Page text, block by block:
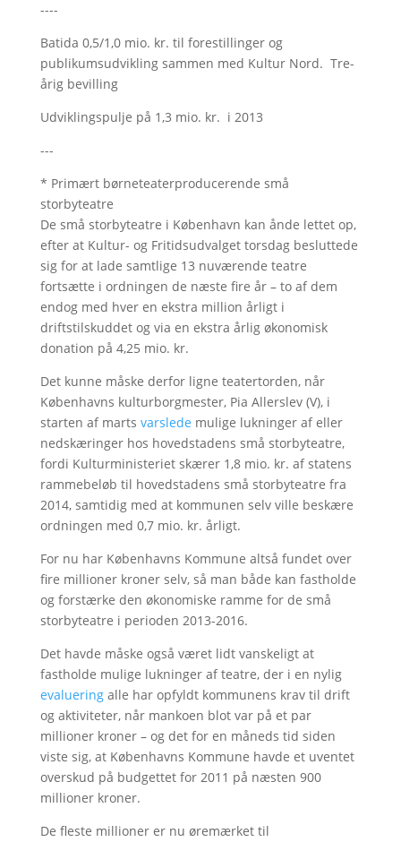
----
Batida 0,5/1,0 mio. kr. til forestillinger og
publikumsudvikling sammen med Kultur Nord. Tre-
årig bevilling
Udviklingspulje på 1,3 mio. kr. i 2013
---
* Primært børneteaterproducerende små
storbyteatre
De små storbyteatre i København kan ånde lettet op,
efter at Kultur- og Fritidsudvalget torsdag besluttede
sig for at lade samtlige 13 nuværende teatre
fortsætte i ordningen de næste fire år – to af dem
endog med hver en ekstra million årligt i
driftstilskuddet og via en ekstra årlig økonomisk
donation på 4,25 mio. kr.
Det kunne måske derfor ligne teatertorden, når
Københavns kulturborgmester, Pia Allerslev (V), i
starten af marts varslede mulige lukninger af eller
nedskæringer hos hovedstadens små storbyteatre,
fordi Kulturministeriet skærer 1,8 mio. kr. af statens
rammebeløb til hovedstadens små storbyteatre fra
2014, samtidig med at kommunen selv ville beskære
ordningen med 0,7 mio. kr. årligt.
For nu har Københavns Kommune altså fundet over
fire millioner kroner selv, så man både kan fastholde
og forstærke den økonomiske ramme for de små
storbyteatre i perioden 2013-2016.
Det havde måske også været lidt vanskeligt at
fastholde mulige lukninger af teatre, der i en nylig
evalueringalle har opfyldt kommunens krav til drift
og aktiviteter, når mankoen blot var på et par
millioner kroner – og det for en måneds tid siden
viste sig, at Københavns Kommune havde et uventet
overskud på budgettet for 2011 på næsten 900
millioner kroner.
De fleste millioner er nu øremærket til